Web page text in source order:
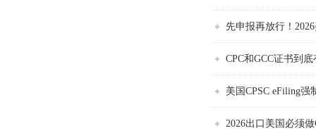
先申报再放行！
CPC和GCC证书到
美国CPSC eFiling
2026出口美国必须